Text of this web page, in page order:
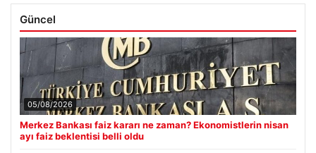
Güncel
05/08/2026
Merkez Bankası faiz kararı ne zaman? Ekonomistlerin nisan
ayı faiz beklentisi belli oldu